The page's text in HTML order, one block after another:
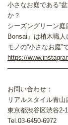
小さなお庭である“
か？
シーズングリーン
Bonsai』は植木職
モノの“小さなお庭”
https://
お問い合わせ：
リアルスタイル青山
東京都渋谷区渋谷2-
Tel.03-6450-6972